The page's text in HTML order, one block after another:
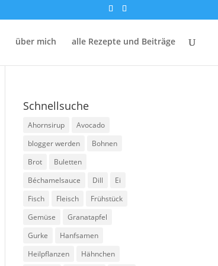
über mich alle Rezepte und Beiträge
Schnellsuche
Ahornsirup
Avocado
blogger werden
Bohnen
Brot
Buletten
Béchamelsauce
Dill
Ei
Fisch
Fleisch
Frühstück
Gemüse
Granatapfel
Gurke
Hanfsamen
Heilpflanzen
Hähnchen